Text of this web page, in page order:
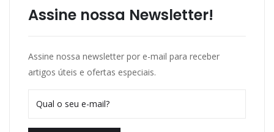
Assine nossa Newsletter!
Assine nossa newsletter por e-mail para receber
artigos úteis e ofertas especiais.